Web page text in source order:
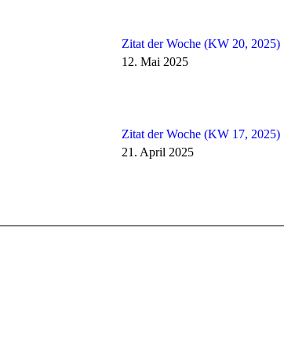
Zitat der Woche (KW 20, 2025)
12. Mai 2025
Zitat der Woche (KW 17, 2025)
21. April 2025